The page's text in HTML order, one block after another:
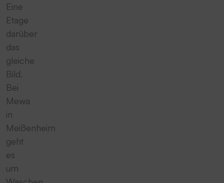
Eine
Etage
darüber
das
gleiche
Bild.
Bei
Mewa
in
Meißenheim
geht
es
um